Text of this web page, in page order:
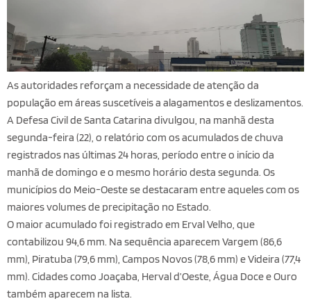
As autoridades reforçam a necessidade de atenção da
população em áreas suscetíveis a alagamentos e deslizamentos.
A Defesa Civil de Santa Catarina divulgou, na manhã desta
segunda-feira (22), o relatório com os acumulados de chuva
registrados nas últimas 24 horas, período entre o início da
manhã de domingo e o mesmo horário desta segunda. Os
municípios do Meio-Oeste se destacaram entre aqueles com os
maiores volumes de precipitação no Estado.
O maior acumulado foi registrado em Erval Velho, que
contabilizou 94,6 mm. Na sequência aparecem Vargem (86,6
mm), Piratuba (79,6 mm), Campos Novos (78,6 mm) e Videira (77,4
mm). Cidades como Joaçaba, Herval d’Oeste, Água Doce e Ouro
também aparecem na lista.